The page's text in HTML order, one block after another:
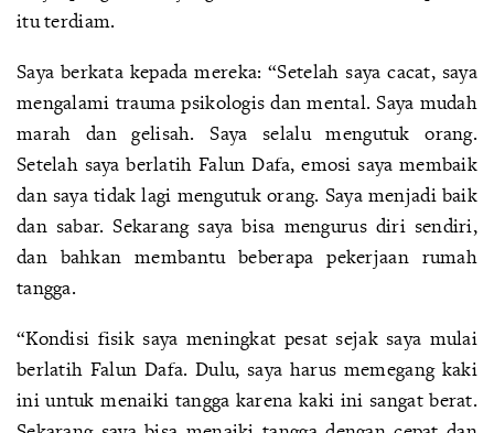
itu terdiam.
Saya berkata kepada mereka: “Setelah saya cacat, saya
mengalami trauma psikologis dan mental. Saya mudah
marah dan gelisah. Saya selalu mengutuk orang.
Setelah saya berlatih Falun Dafa, emosi saya membaik
dan saya tidak lagi mengutuk orang. Saya menjadi baik
dan sabar. Sekarang saya bisa mengurus diri sendiri,
dan bahkan membantu beberapa pekerjaan rumah
tangga.
“Kondisi fisik saya meningkat pesat sejak saya mulai
berlatih Falun Dafa. Dulu, saya harus memegang kaki
ini untuk menaiki tangga karena kaki ini sangat berat.